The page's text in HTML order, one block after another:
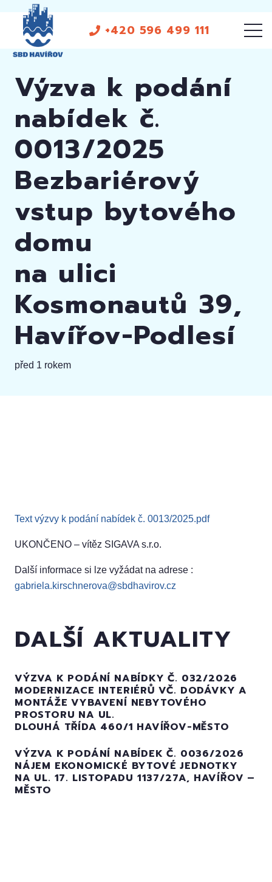
+420 596 499 111
Výzva k podání
nabídek č.
0013/2025
Bezbariérový
vstup bytového
domu
na ulici
Kosmonautů 39,
Havířov-Podlesí
před 1 rokem
Text výzvy k podání nabídek č. 0013/2025.pdf
UKONČENO – vítěz SIGAVA s.r.o.
Další informace si lze vyžádat na adrese :
gabriela.kirschnerova@sbdhavirov.cz
DALŠÍ AKTUALITY
VÝZVA K PODÁNÍ NABÍDKY Č. 032/2026
MODERNIZACE INTERIÉRŮ VČ. DODÁVKY A
MONTÁŽE VYBAVENÍ NEBYTOVÉHO
PROSTORU NA UL.
DLOUHÁ TŘÍDA 460/1 HAVÍŘOV-MĚSTO
VÝZVA K PODÁNÍ NABÍDEK Č. 0036/2026
NÁJEM EKONOMICKÉ BYTOVÉ JEDNOTKY
NA UL. 17. LISTOPADU 1137/27A, HAVÍŘOV –
MĚSTO